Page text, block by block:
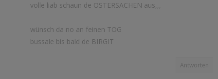
volle liab schaun de OSTERSACHEN aus,,,
wünsch da no an feinen TOG
bussale bis bald de BIRGIT
Antworten